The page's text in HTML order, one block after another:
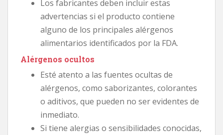
Los fabricantes deben incluir estas
advertencias si el producto contiene
alguno de los principales alérgenos
alimentarios identificados por la FDA.
Alérgenos ocultos
Esté atento a las fuentes ocultas de
alérgenos, como saborizantes, colorantes
o aditivos, que pueden no ser evidentes de
inmediato.
Si tiene alergias o sensibilidades conocidas,